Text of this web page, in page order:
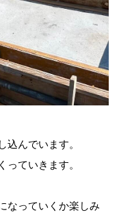
んでいます。
っていきます。
なっていくか楽しみ